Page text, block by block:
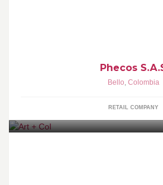
Phecos
Bello, Colombia
RETAIL COMPANY